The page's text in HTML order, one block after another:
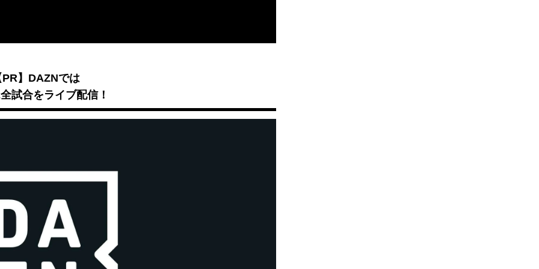
PR】DAZNでは
試合をライブ配信！